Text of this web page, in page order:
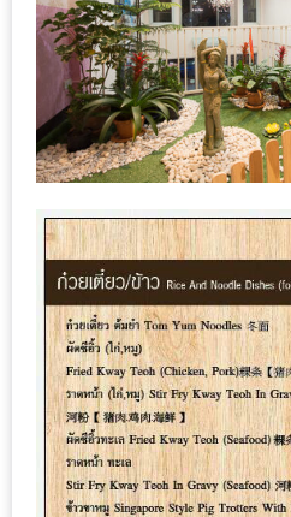
งาน
เดียว
ทั้ง
ช้อป
กิน
เที่ยว
พร้อม
โปร
โม
ชั่น
สำหรับ
คน
รัก
บ้าน
มากมาย